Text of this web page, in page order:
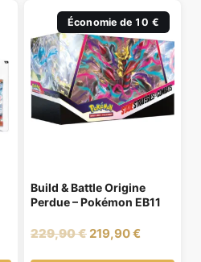
Économie de 10 €
Build & Battle Origine
Perdue – Pokémon EB11
229,90€ Le
219,90€Le